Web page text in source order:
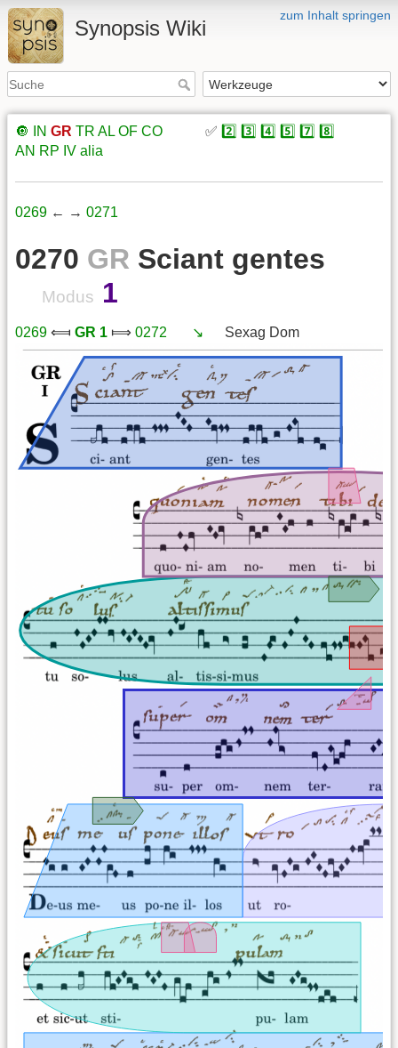
zum Inhalt springen
Synopsis Wiki
🔘 IN GR TR AL OF CO ✅ 2️⃣ 3️⃣ 4️⃣ 5️⃣ 7️⃣ 8️⃣
AN RP IV alia
0269 ← → 0271
0270 GR Sciant gentes
Modus 1
0269 ⟽ GR 1 ⟾ 0272 ↘️ Sexag Dom